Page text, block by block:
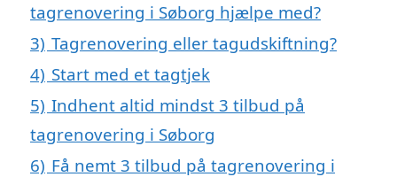
tagrenovering i Søborg hjælpe med?
3) Tagrenovering eller tagudskiftning?
4) Start med et tagtjek
5) Indhent altid mindst 3 tilbud på
tagrenovering i Søborg
6) Få nemt 3 tilbud på tagrenovering i